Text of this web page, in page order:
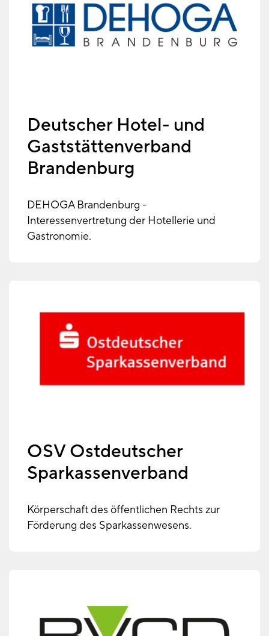
Deutscher Hotel- und
Gaststättenverband
Brandenburg
DEHOGA Brandenburg -
Interessenvertretung der Hotellerie und
Gastronomie.
OSV Ostdeutscher
Sparkassenverband
Körperschaft des öffentlichen Rechts zur
Förderung des Sparkassenwesens.